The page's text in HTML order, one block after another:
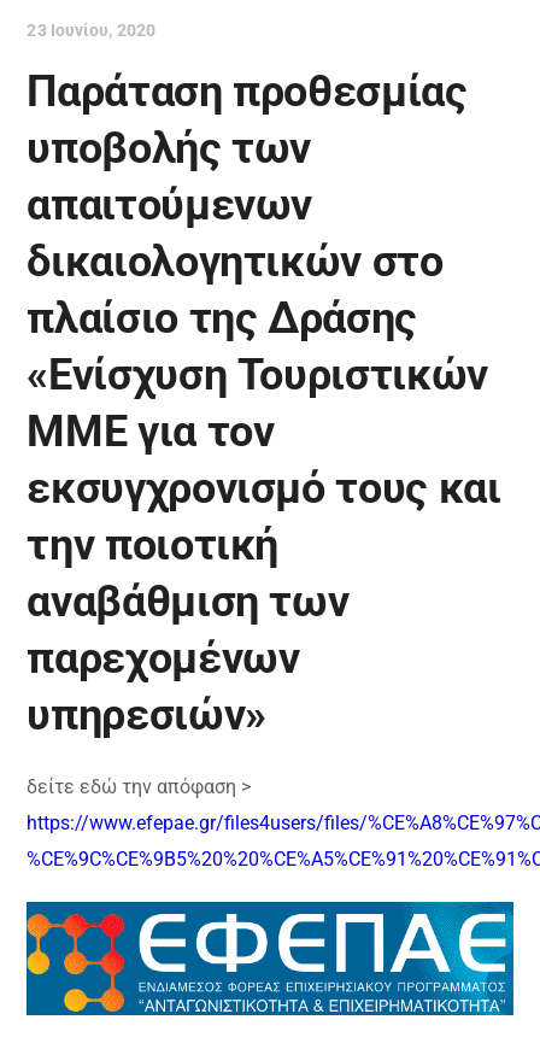
23 Ιουνίου, 2020
Παράταση προθεσμίας
υποβολής των
απαιτούμενων
δικαιολογητικών στο
πλαίσιο της Δράσης
«Ενίσχυση Τουριστικών
ΜΜΕ για τον
εκσυγχρονισμό τους και
την ποιοτική
αναβάθμιση των
παρεχομένων
υπηρεσιών»
δείτε εδώ την απόφαση >
https://www.efepae.gr/files4users/files/